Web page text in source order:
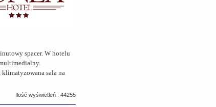
spacer. W hotelu
sala na
Ilość wyświetleń : 44255